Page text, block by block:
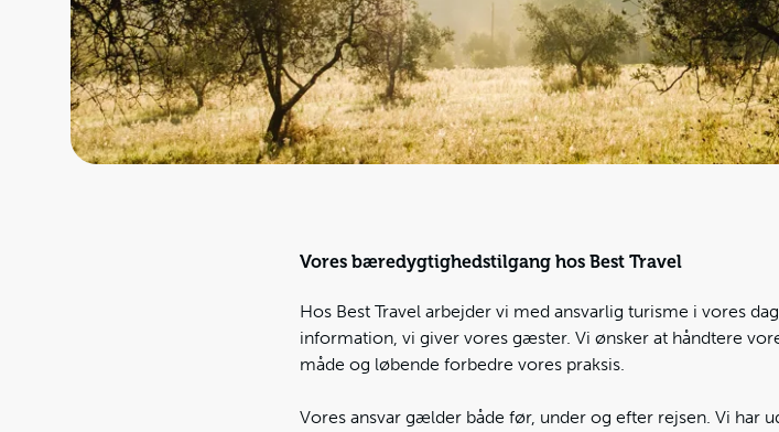
Vores bæredygtighedstilgang hos Best Travel
Hos Best Travel arbejder vi med ansvarlig turisme i vores
information, vi giver vores gæster. Vi ønsker at håndtere
måde og løbende forbedre vores praksis.
Vores ansvar gælder både før, under og efter rejsen. Vi har